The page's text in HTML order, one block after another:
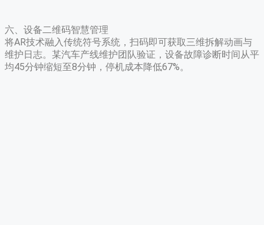
六、设备二维码智慧管理
将AR技术融入传统符号系统，扫码即可获取三维拆解动画与
维护日志。某汽车产线维护团队验证，设备故障诊断时间从平
均45分钟缩短至8分钟，停机成本降低67%。